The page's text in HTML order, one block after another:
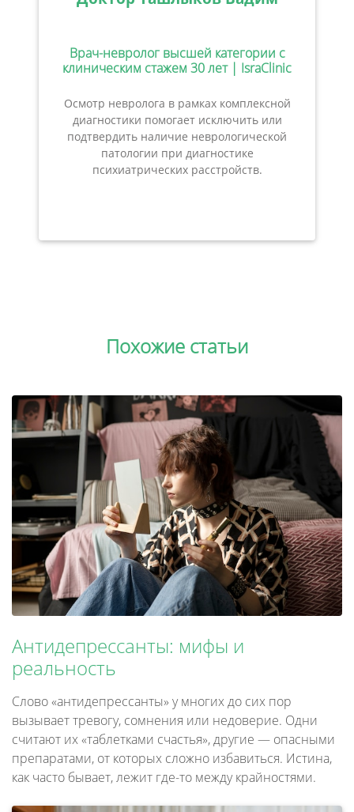
Врач-невролог высшей категории с
клиническим стажем 30 лет | IsraClinic
Осмотр невролога в рамках комплексной
диагностики помогает исключить или
подтвердить наличие неврологической
патологии при диагностике
психиатрических расстройств.
Похожие статьи
Антидепрессанты: мифы и
реальность
Слово «антидепрессанты» у многих до сих пор
вызывает тревогу, сомнения или недоверие. Одни
считают их «таблетками счастья», другие — опасными
препаратами, от которых сложно избавиться. Истина,
как часто бывает, лежит где-то между крайностями.